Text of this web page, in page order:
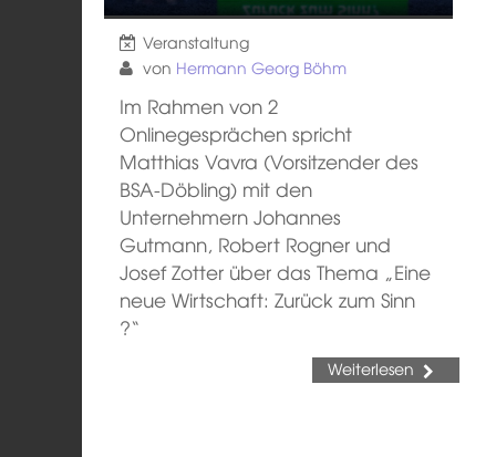
Veranstaltung
von Hermann Georg Böhm
Im Rahmen von 2
Onlinegesprächen spricht
Matthias Vavra (Vorsitzender des
BSA-Döbling) mit den
Unternehmern Johannes
Gutmann, Robert Rogner und
Josef Zotter über das Thema „Eine
neue Wirtschaft: Zurück zum Sinn
?“
Weiterlesen